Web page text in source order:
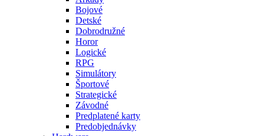
Bojové
Detské
Dobrodružné
Horor
Logické
RPG
Simulátory
Športové
Strategické
Závodné
Predplatené karty
Predobjednávky